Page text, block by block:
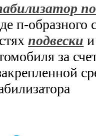
п-образного
подвески
за